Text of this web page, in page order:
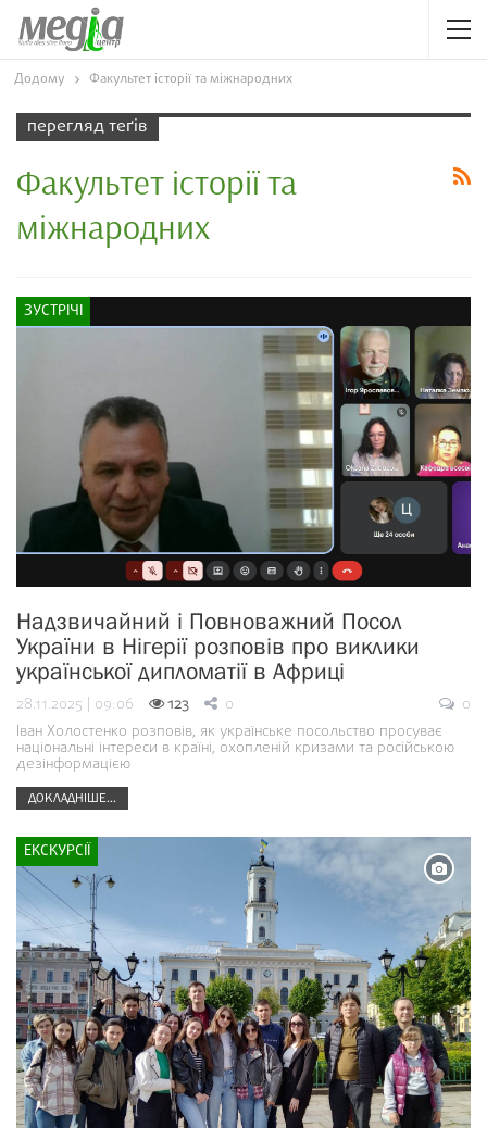
Додому Факультет історії та міжнародних
перегляд теґів
Факультет історії та
міжнародних
ЗУСТРІЧІ
Надзвичайний і Повноважний Посол
України в Нігерії розповів про виклики
української дипломатії в Африці
28.11.2025 | 09:06 123 0
0
Іван Холостенко розповів, як українське посольство просуває
національні інтереси в країні, охопленій кризами та російською
дезінформацією
ДОКЛАДНІШЕ...
ЕКСКУРСІЇ